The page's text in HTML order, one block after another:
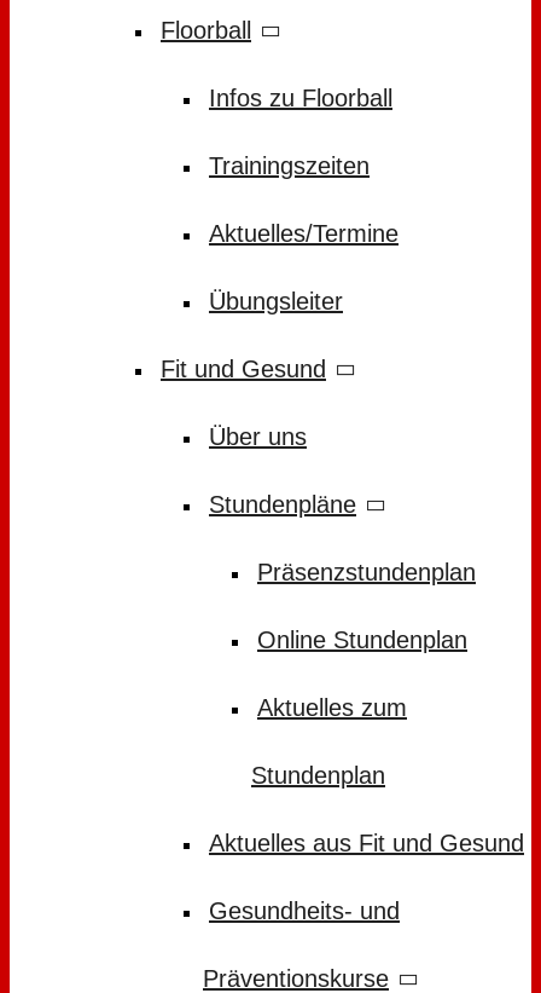
Floorball
Infos zu Floorball
Trainingszeiten
Aktuelles/Termine
Übungsleiter
Fit und Gesund
Über uns
Stundenpläne
Präsenzstundenplan
Online Stundenplan
Aktuelles zum
Stundenplan
Aktuelles aus Fit und Gesund
Gesundheits- und
Präventionskurse